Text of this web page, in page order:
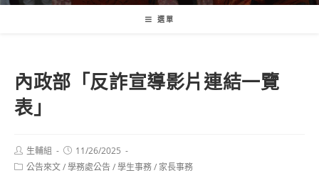
選單
內政部「反詐宣導影片連結一覽
表」
Post
author:
生輔組
Post
published:
11/26/2025
Post公告來文/學務處公告/學生事務/ 家長事務